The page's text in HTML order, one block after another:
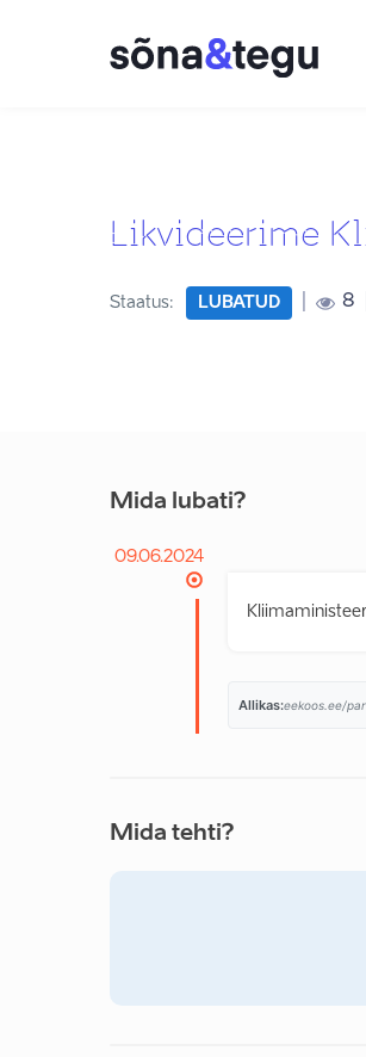
Likvideerime
Staatus: LUBATUD 8
Mida lubati?
09.06.2024
Allikas:eekoos.ee/
Mida tehti?